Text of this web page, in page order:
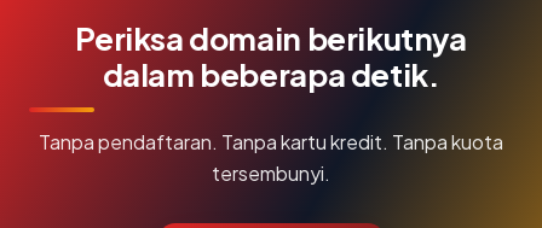
Periksa domain berikutnya
dalam beberapa detik.
Tanpa pendaftaran. Tanpa kartu kredit. Tanpa kuota
tersembunyi.